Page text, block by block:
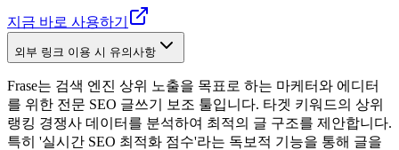
지금 바로 사용하기
외부 링크 이용 시 유의사항
Frase는 검색 엔진 상위 노출을 목표로 하는 마케터와 에디터
를 위한 전문 SEO 글쓰기 보조 툴입니다. 타겟 키워드의 상위
랭킹 경쟁사 데이터를 분석하여 최적의 글 구조를 제안합니다.
특히 '실시간 SEO 최적화 점수'라는 독보적 기능을 통해 글을